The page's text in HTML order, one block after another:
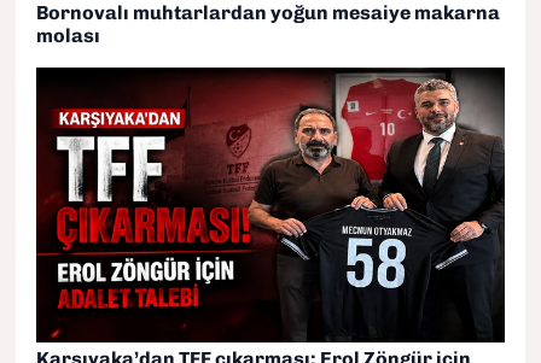
Bornovalı muhtarlardan yoğun mesaiye makarna
molası